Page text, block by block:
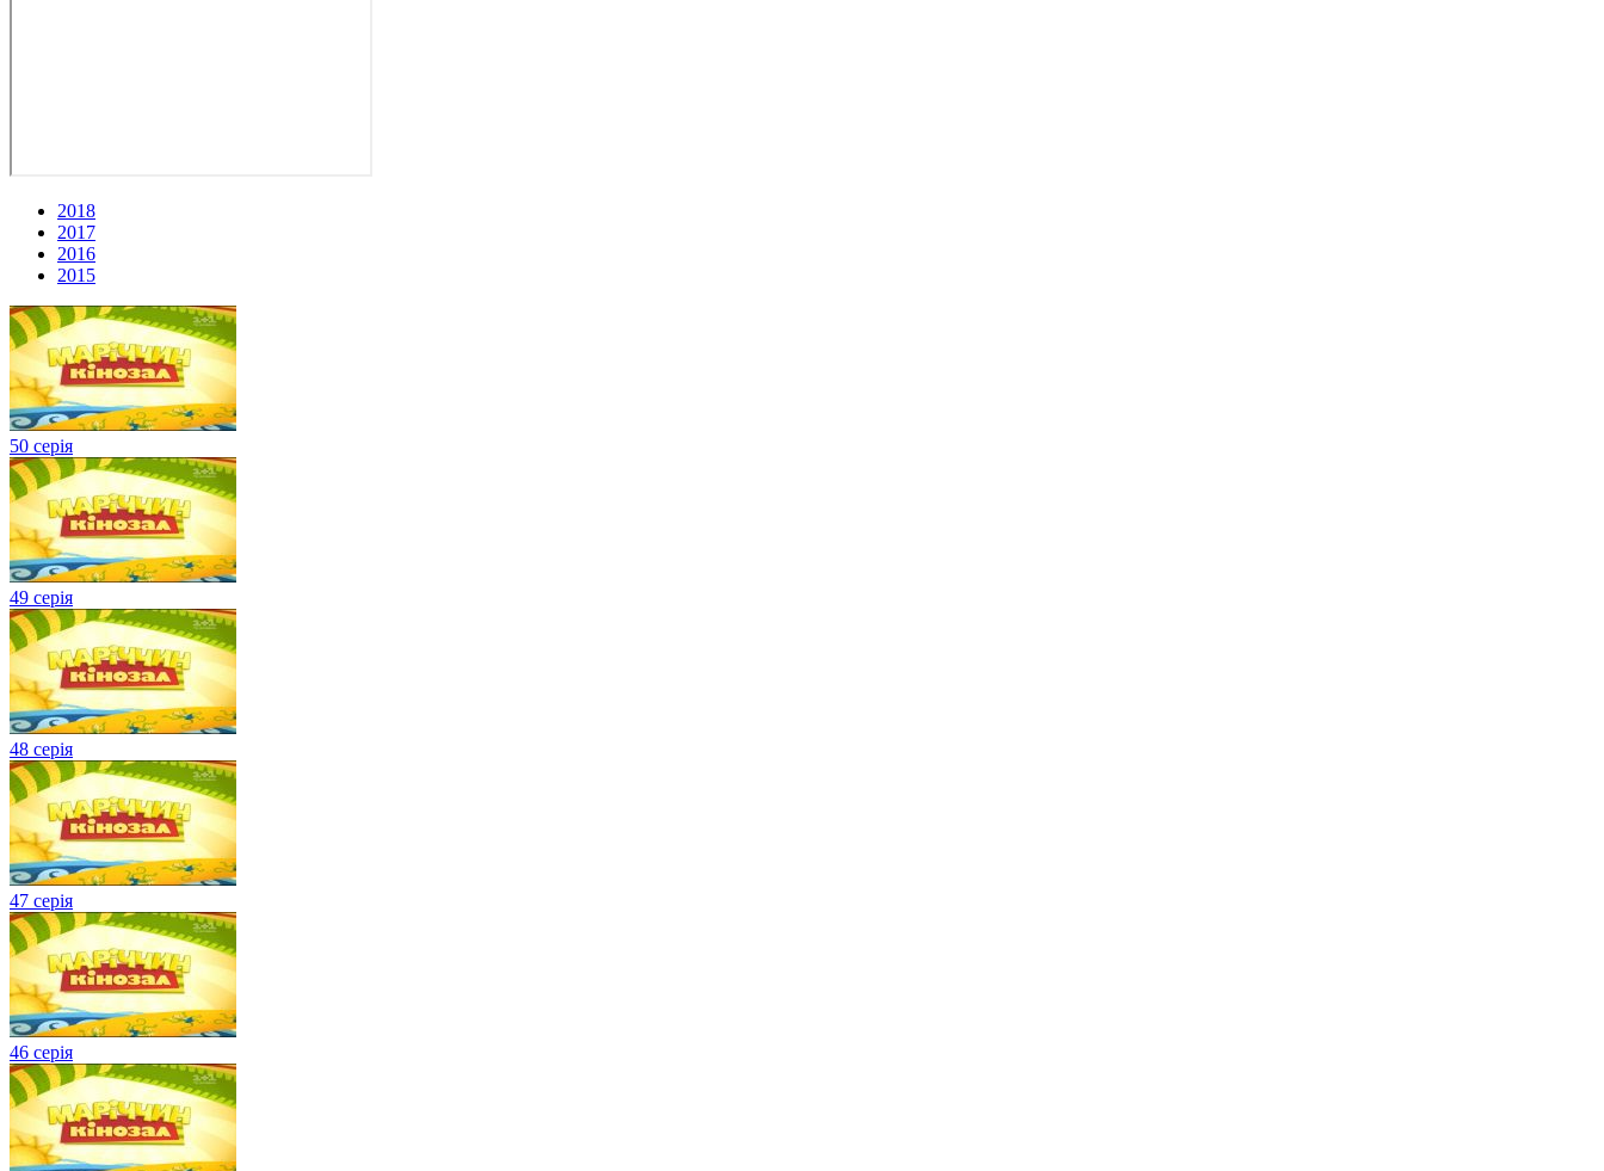
2018
2017
2016
2015
50 серія
49 серія
48 серія
47 серія
46 серія